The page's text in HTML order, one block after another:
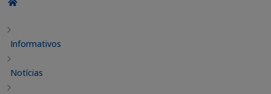
Informativos
Notícias